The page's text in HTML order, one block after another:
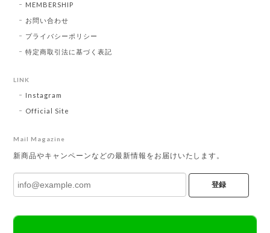
MEMBERSHIP
お問い合わせ
プライバシーポリシー
特定商取引法に基づく表記
LINK
Instagram
Official Site
Mail Magazine
新商品やキャンペーンなどの最新情報をお届けいたします。
登録